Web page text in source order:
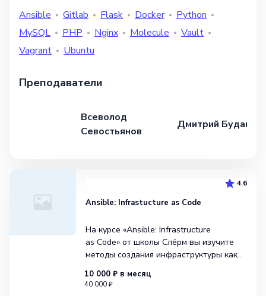
Ansible Gitlab Flask Docker
Python
MySQL
PHP Nginx Molecule
Vault
Vagrant
Ubuntu
Преподаватели
Всеволод
Севостьянов
Дмитрий Будаков
4.6
Ansible: Infrastucture as Code
На курсе «Ansible: Infrastructure
as Code» от школы Слёрм вы изучите
методы создания инфраструктуры как
как автоматизировать процессы
10 000 ₽ в месяц
40 000 ₽